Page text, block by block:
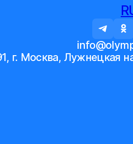
г. Москва, Лужнецкая